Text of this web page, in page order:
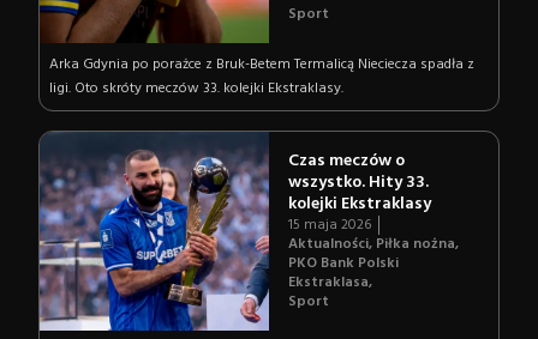
Sport
Arka Gdynia po porażce z Bruk-Betem Termalicą Nieciecza spadła z
ligi. Oto skróty meczów 33. kolejki Ekstraklasy.
Czas meczów o
wszystko. Hity 33.
kolejki Ekstraklasy
15 maja 2026
Aktualności, Piłka nożna,
PKO Bank Polski
Ekstraklasa,
Sport